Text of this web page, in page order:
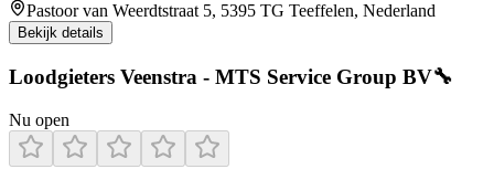
Pastoor van Weerdtstraat 5, 5395 TG Teeffelen, Nederland
Bekijk details
Loodgieters Veenstra - MTS Service Group BV🔧
Nu open